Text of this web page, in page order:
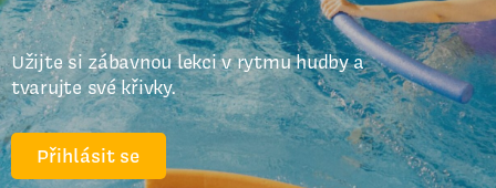
Užijte si zábavnou lekci v rytmu hudby a
tvarujte své křivky.
Přihlásit se